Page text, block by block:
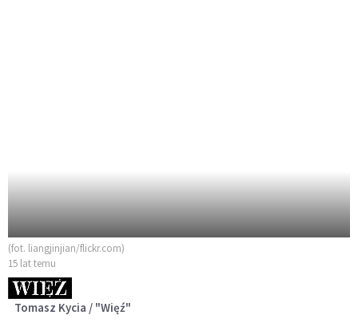
(fot. liangjinjian/flickr.com)
15 lat temu
Tomasz Kycia / "Więź"